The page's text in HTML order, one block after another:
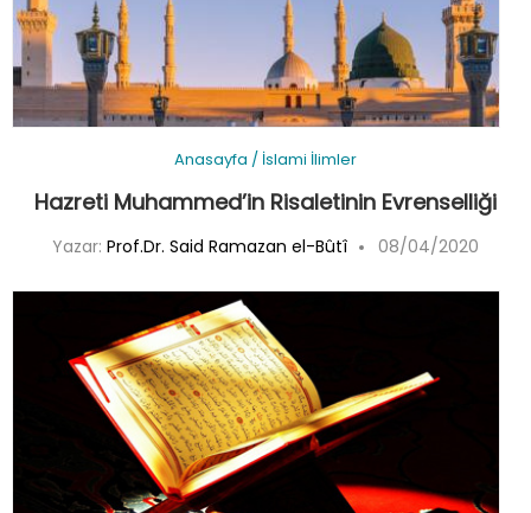
Anasayfa / İslami İlimler
Hazreti Muhammed’in Risaletinin Evrenselliği
Yazar: Prof.Dr. Said Ramazan el-Bûtî 08/04/2020